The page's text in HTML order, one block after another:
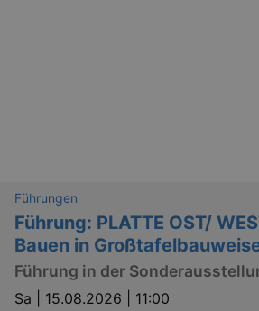
Führungen
Führung: PLATTE OST/
Bauen in
Führung in der
Sa | 15.08.2026 | 11:00